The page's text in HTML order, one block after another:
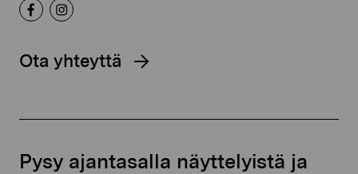
Ota yhteyttä
Pysy ajantasalla näyttelyistä ja